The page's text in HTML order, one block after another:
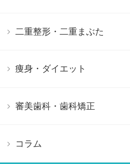
二重整形・二重まぶた
痩身・ダイエット
審美歯科・歯科矯正
コラム